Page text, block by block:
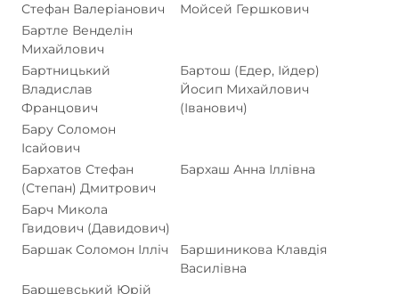
Стефан Валеріанович
Мойсей Гершкович
Бартле Венделін
Михайлович
Бартницький
Владислав
Францович
Бартош (Едер, Ійдер)
Йосип Михайлович
(Іванович)
Бару Соломон
Ісайович
Бархатов Стефан
(Степан) Дмитрович
Бархаш Анна Іллівна
Барч Микола
Гвидович (Давидович)
Баршак Соломон Ілліч
Баршиникова Клавдія
Василівна
Барщевський Юрій